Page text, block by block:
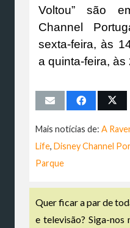
Voltou” são
Channel
sexta-feira, às
a quinta-feira, às
Mais notícias de: A
Life, Disney Channel
Parque
Quer ficar a par de
e televisão? Siga-nos